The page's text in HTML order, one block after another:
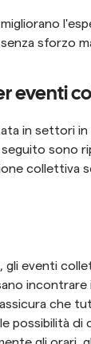
sforzo
eventi
in settori in
sono
collettiva
gli eventi
incontrare
che
possibilità di